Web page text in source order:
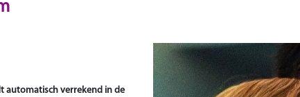
automatisch verrekend in de